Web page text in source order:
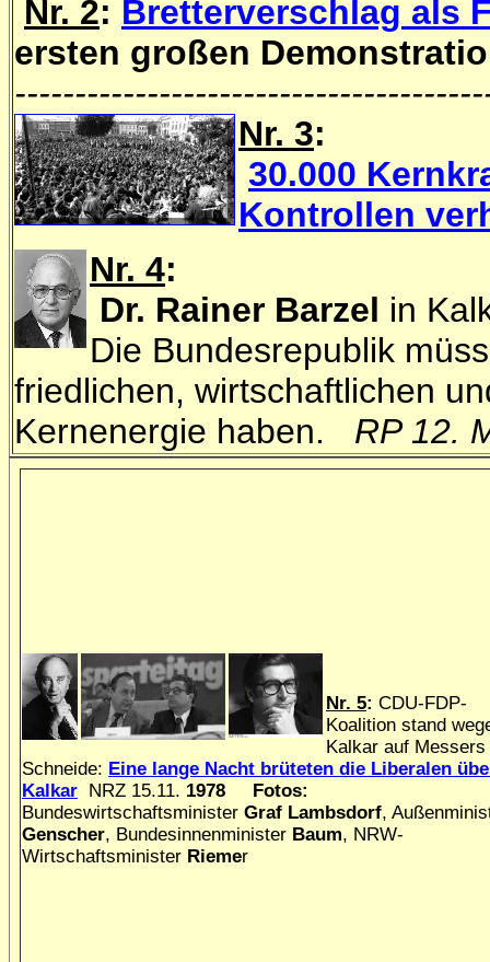
Nr. 2: Bretterverschlag als
ersten großen
Nr. 3:
30.000
Kontrollen
Nr. 4:
Dr. Rainer Barzel in
Die Bundesrepublik
friedlichen, wirtschaftlichen
Kernenergie haben.
RP 12.
Nr. 5: CDU-FDP-
Koalition stand
Kalkar auf Messers
Schneide: Eine lange Nacht brüteten die Liberalen
Kalkar NRZ 15.11. 1978 Fotos:
Bundeswirtschaftsminister Graf Lambsdorf,
Genscher, Bundesinnenminister Baum, NRW-
Wirtschaftsminister Riemer